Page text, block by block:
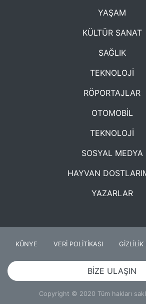
YAŞAM
KÜLTÜR SANAT
SAĞLIK
TEKNOLOJİ
RÖPORTAJLAR
OTOMOBİL
TEKNOLOJİ
SOSYAL MEDYA
HAYVAN
YAZARLAR
KÜNYE VERİ POLİTİKASI GİZLİLİK
BİZE ULAŞIN
Copyright © 2020 Tüm hakları